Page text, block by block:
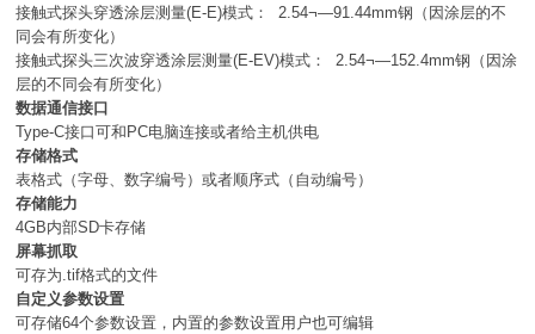
接触式探头穿透涂层测量(E-E)模式： 2.54¬—91.44mm钢（因涂层的不
同会有所变化）
接触式探头三次波穿透涂层测量(E-EV)模式： 2.54¬—152.4mm钢（因涂
层的不同会有所变化）
数据通信接口
Type-C接口可和PC电脑连接或者给主机供电
存储格式
表格式（字母、数字编号）或者顺序式（自动编号）
存储能力
4GB内部SD卡存储
屏幕抓取
可存为.tif格式的文件
自定义参数设置
可存储64个参数设置，内置的参数设置用户也可编辑